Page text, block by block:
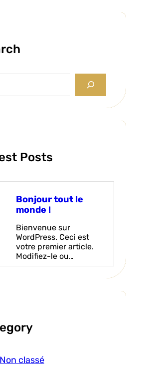
Posts
Bonjour tout le
monde !
Bienvenue sur
WordPress. Ceci est
votre premier article.
Modifiez-le ou…
Non classé